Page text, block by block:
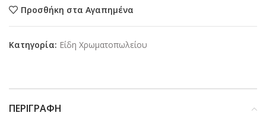
Προσθήκη στα Αγαπημένα
Κατηγορία: Είδη Χρωματοπωλείου
ΠΕΡΙΓΡΑΦΉ